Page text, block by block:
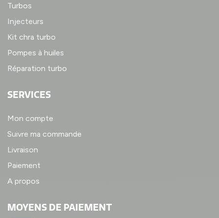
Turbos
Injecteurs
Kit chra turbo
Pompes à huiles
Réparation turbo
SERVICES
Mon compte
Suivre ma commande
Livraison
Paiement
A propos
MOYENS DE PAIEMENT